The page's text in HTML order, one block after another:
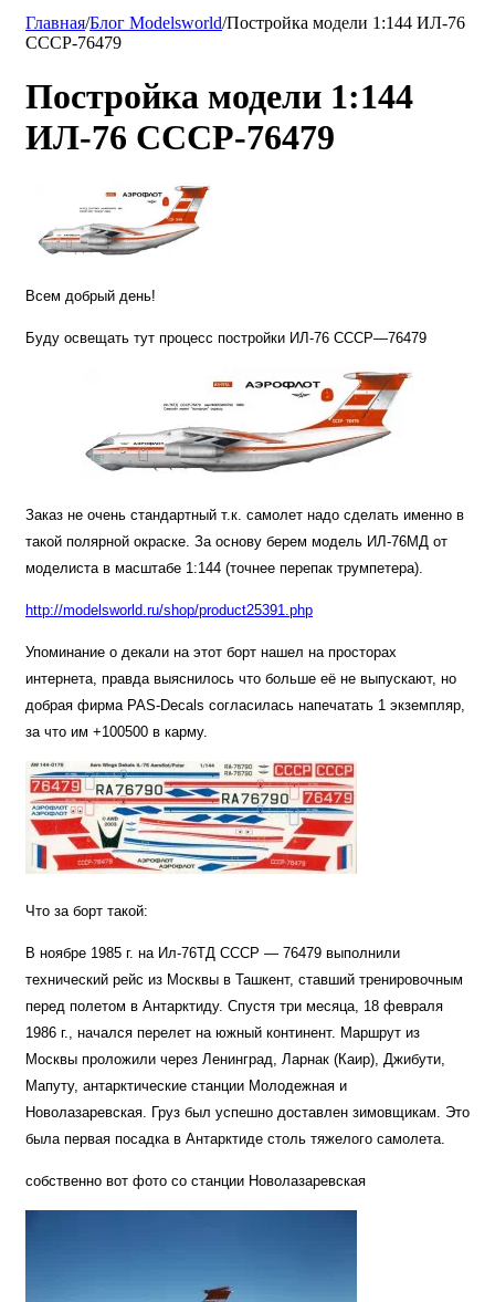
Главная/Блог Modelsworld/Постройка модели 1:144 ИЛ-76
СССР-76479
Постройка модели 1:144
ИЛ-76 СССР-76479
Всем добрый день!
Буду освещать тут процесс постройки ИЛ-76 СССР—76479
Заказ не очень стандартный т.к. самолет надо сделать именно в
такой полярной окраске. За основу берем модель ИЛ-76МД от
моделиста в масштабе 1:144 (точнее перепак трумпетера).
http://modelsworld.ru/shop/product25391.php
Упоминание о декали на этот борт нашел на просторах
интернета, правда выяснилось что больше её не выпускают, но
добрая фирма PAS-Decals согласилась напечатать 1 экземпляр,
за что им +100500 в карму.
Что за борт такой:
В ноябре 1985 г. на Ил-76ТД СССР — 76479 выполнили
технический рейс из Москвы в Ташкент, ставший тренировочным
перед полетом в Антарктиду. Спустя три месяца, 18 февраля
1986 г., начался перелет на южный континент. Маршрут из
Москвы проложили через Ленинград, Ларнак (Каир), Джибути,
Мапуту, антарктические станции Молодежная и
Новолазаревская. Груз был успешно доставлен зимовщикам. Это
была первая посадка в Антарктиде столь тяжелого самолета.
собственно вот фото со станции Новолазаревская